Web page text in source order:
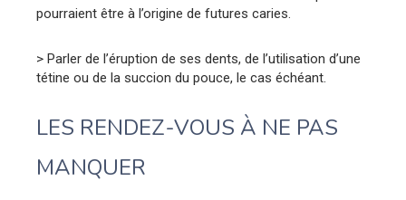
pourraient être à l’origine de futures caries.
> Parler de l’éruption de ses dents, de l’utilisation d’une
tétine ou de la succion du pouce, le cas échéant.
LES RENDEZ-VOUS À NE PAS
MANQUER